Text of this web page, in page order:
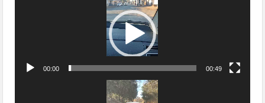
00:00 00:49